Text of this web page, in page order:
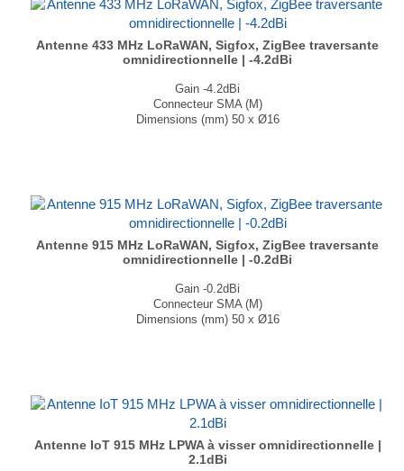
Antenne 433 MHz LoRaWAN, Sigfox, ZigBee traversante
omnidirectionnelle | -4.2dBi
Gain -4.2dBi
Connecteur SMA (M)
Dimensions (mm) 50 x Ø16
Antenne 915 MHz LoRaWAN, Sigfox, ZigBee traversante
omnidirectionnelle | -0.2dBi
Gain -0.2dBi
Connecteur SMA (M)
Dimensions (mm) 50 x Ø16
Antenne IoT 915 MHz LPWA à visser omnidirectionnelle |
2.1dBi